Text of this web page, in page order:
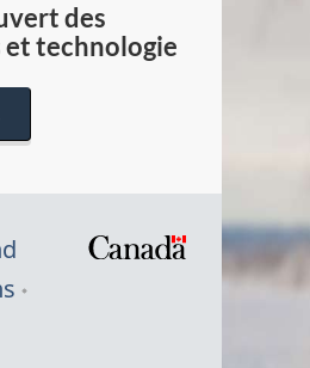
des
et technologie
Symbole